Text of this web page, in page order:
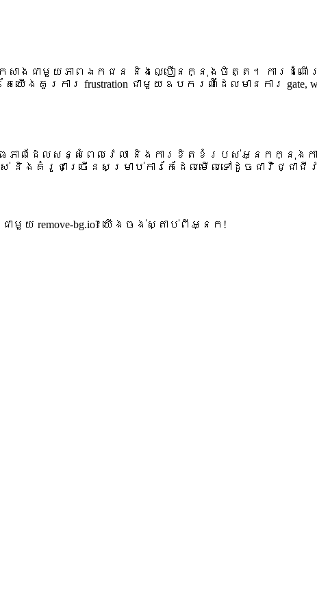
នកសាងជាមួយភាពឯកជន និងល្បឿនក្នុងចិត្ត។ ការដំណើរ
ការ frustration ជាមួយឧបករណ៍ដែលមានការ gate,
ាពដែលសន្សំពេលវេលា និងការខិតខំរបស់អ្នកក្នុងកា
គំរូជាច្រើនសម្រាប់ការកែដែលមើលទៅដូចជាវិជ្ជាជីវ
remove-bg.io? យើងចង់ស្តាប់ពីអ្នក!